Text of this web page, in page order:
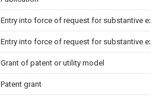
Entry into force of request for substantive
Entry into force of request for substantive
Grant of patent or utility model
Patent grant